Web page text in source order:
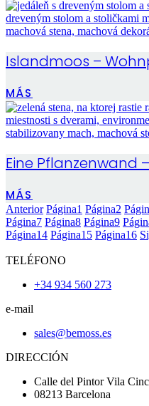
Islandmoos –
MÁS
Eine Pflanzenwand
MÁS
Anterior Página1 Página2
Página7 Página8 Página9
Página14 Página15 Página16
TELÉFONO
+34 934 560 273
e-mail
sales@bemoss.es
DIRECCIÓN
Calle del Pintor Vila
08213 Barcelona